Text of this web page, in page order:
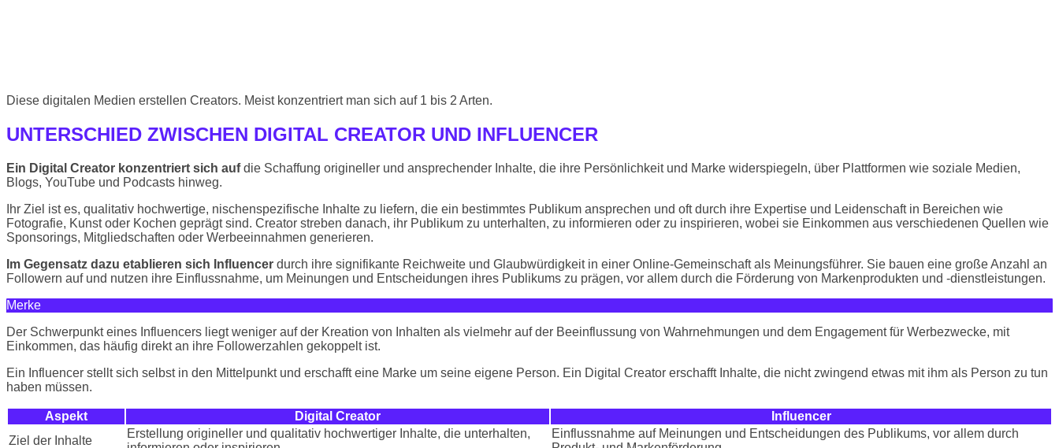
Diese digitalen Medien erstellen Creators. Meist konzentriert man sich auf 1 bis 2 Arten.
UNTERSCHIED ZWISCHEN DIGITAL CREATOR UND INFLUENCER
Ein Digital Creator konzentriert sich aufdie Schaffung origineller und ansprechender Inhalte, die ihre Persönlichkeit und Marke widerspiegeln, über Plattformen wie soziale Medien,
Blogs, YouTube und Podcasts hinweg.
Ihr Ziel ist es, qualitativ hochwertige, nischenspezifische Inhalte zu liefern, die ein bestimmtes Publikum ansprechen und oft durch ihre Expertise und Leidenschaft in Bereichen wie
Fotografie, Kunst oder Kochen geprägt sind. Creator streben danach, ihr Publikum zu unterhalten, zu informieren oder zu inspirieren, wobei sie Einkommen aus verschiedenen Quellen wie
Sponsorings, Mitgliedschaften oder Werbeeinnahmen generieren.
Im Gegensatz dazu etablieren sich Influencer durch ihre signifikante Reichweite und Glaubwürdigkeit in einer Online-Gemeinschaft als Meinungsführer. Sie bauen eine große Anzahl an
Followern auf und nutzen ihre Einflussnahme, um Meinungen und Entscheidungen ihres Publikums zu prägen, vor allem durch die Förderung von Markenprodukten und -dienstleistungen.
Merke
Der Schwerpunkt eines Influencers liegt weniger auf der Kreation von Inhalten als vielmehr auf der Beeinflussung von Wahrnehmungen und dem Engagement für Werbezwecke, mit
Einkommen, das häufig direkt an ihre Followerzahlen gekoppelt ist.
Ein Influencer stellt sich selbst in den Mittelpunkt und erschafft eine Marke um seine eigene Person. Ein Digital Creator erschafft Inhalte, die nicht zwingend etwas mit ihm als Person zu tun
haben müssen.
Aspekt Digital Creator
Influencer
Ziel der Inhalte
Erstellung origineller und qualitativ hochwertiger Inhalte, die unterhalten,
Einflussnahme auf Meinungen und Entscheidungen des Publikums, vor allem durch